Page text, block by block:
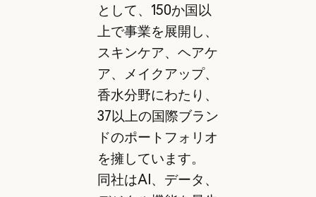
として、150か国以
上で事業を展開し、
スキンケア、ヘアケ
ア、メイクアップ、
香水分野にわたり、
37以上の国際ブラン
ドのポートフォリオ
を擁しています。
同社はAI、データ、